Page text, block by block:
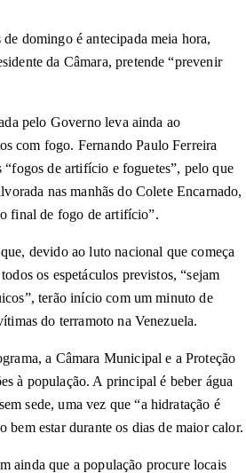
domingo é antecipada meia hora,
da Câmara, pretende “prevenir
pelo Governo leva ainda ao
com fogo. Fernando Paulo Ferreira
“fogos de artifício e foguetes”, pelo que
nas manhãs do Colete Encarnado,
final de fogo de artifício”.
devido ao luto nacional que começa
os espetáculos previstos, “sejam
terão início com um minuto de
do terramoto na Venezuela.
a Câmara Municipal e a Proteção
à população. A principal é beber água
sede, uma vez que “a hidratação é
bem estar durante os dias de maior calor.
ainda que a população procure locais